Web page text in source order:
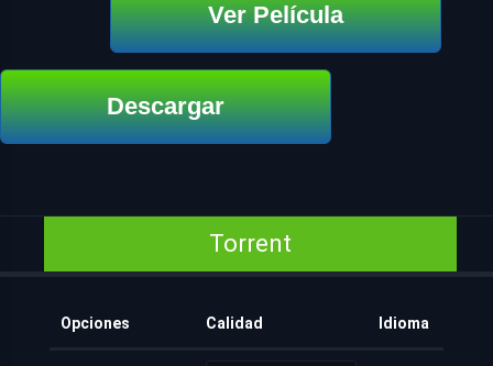
Ver Película
Descargar
Torrent
Opciones Calidad Idioma